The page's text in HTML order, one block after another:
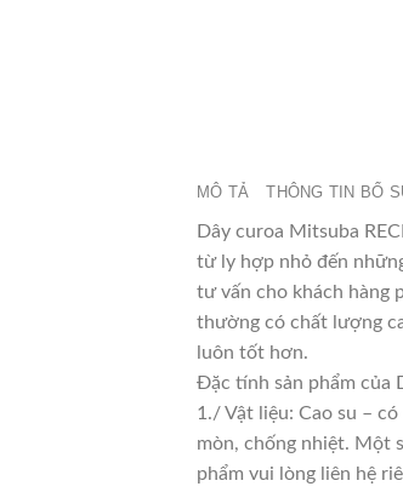
MÔ TẢ THÔNG TIN BỔ
Dây curoa Mitsuba
từ ly hợp nhỏ đến
tư vấn cho khách hàng
thường có chất lượng
luôn tốt hơn.
Đặc tính sản phẩm của
1./ Vật liệu: Cao su –
mòn, chống nhiệt. Một
phẩm vui lòng liên hệ